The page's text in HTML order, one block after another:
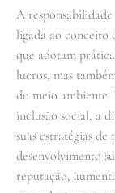
A
ligada ao conceito
que adotam
lucros, mas
do meio
inclusão social, a
suas estratégias
desenvolvimento
reputação,